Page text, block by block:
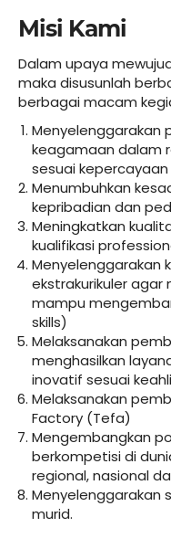
Misi Kami
Dalam upaya
maka disusunlah
berbagai macam
Menyelenggarakan
keagamaan dalam
sesuai
Menumbuhkan
kepribadian dan
Meningkatkan
kualifikasi
Menyelenggarakan
ekstrakurikuler agar
mampu
skills)
Melaksanakan
menghasilkan
inovatif sesuai
Melaksanakan
Factory (Tefa)
Mengembangkan
berkompetisi di
regional, nasional
Menyelenggarakan
murid.